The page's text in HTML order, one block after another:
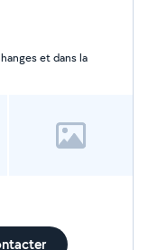
aux normes...
et dans la